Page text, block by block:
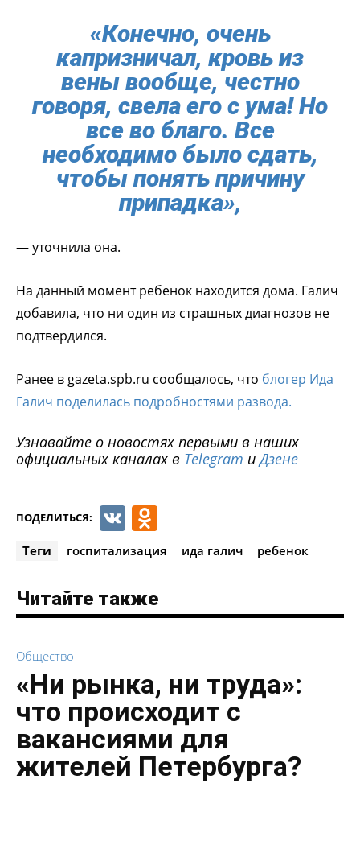
«Конечно, очень
капризничал, кровь из
вены вообще, честно
говоря, свела его с ума! Но
все во благо. Все
необходимо было сдать,
чтобы понять причину
припадка»,
— уточнила она.
На данный момент ребенок находится дома. Галич
добавила, что ни один из страшных диагнозов не
подтвердился.
Ранее в gazeta.spb.ru сообщалось, что блогер Ида
Галич поделилась подробностями развода.
Узнавайте о новостях первыми в наших
официальных каналах в Telegram иДзене
ПОДЕЛИТЬСЯ: VK
Теги госпитализация ида галич ребенок
Читайте также
Общество
«Ни рынка, ни труда»:
что происходит с
вакансиями для
жителей Петербурга?